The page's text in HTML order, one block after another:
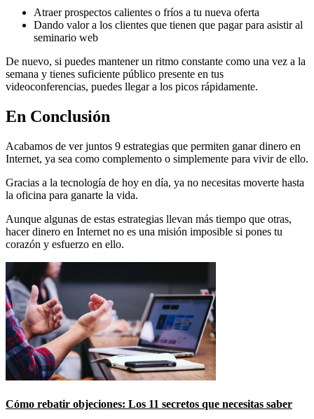
Atraer prospectos calientes o fríos a tu nueva oferta
Dando valor a los clientes que tienen que pagar para asistir al
seminario web
De nuevo, si puedes mantener un ritmo constante como una vez a la
semana y tienes suficiente público presente en tus
videoconferencias, puedes llegar a los picos rápidamente.
En Conclusión
Acabamos de ver juntos 9 estrategias que permiten ganar dinero en
Internet, ya sea como complemento o simplemente para vivir de ello.
Gracias a la tecnología de hoy en día, ya no necesitas moverte hasta
la oficina para ganarte la vida.
Aunque algunas de estas estrategias llevan más tiempo que otras,
hacer dinero en Internet no es una misión imposible si pones tu
corazón y esfuerzo en ello.
Cómo rebatir objeciones: Los 11 secretos que necesitas saber